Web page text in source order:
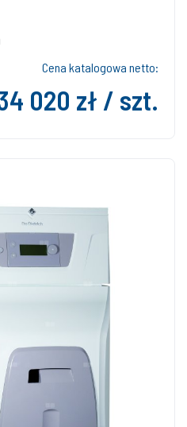
Cena katalogowa netto:
020 zł / szt.